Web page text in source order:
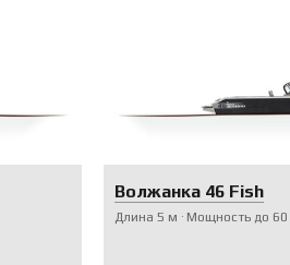
Волжанка 46 Fish
Длина 5 м Мощность до 60